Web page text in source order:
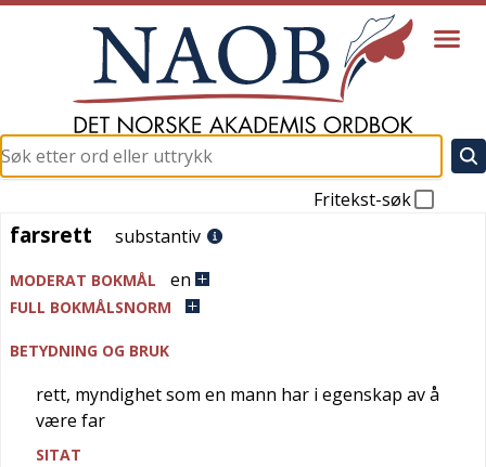
Fritekst-søk
farsrett
farsrett substantiv
MODERAT BOKMÅL en
FULL BOKMÅLSNORM
BETYDNING OG BRUK
rett, myndighet som en mann har i egenskap av å
være far
SITAT